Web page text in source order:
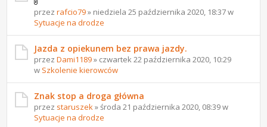
przezrafcio79» niedziela 25 października 2020, 18:37 w
Sytuacje na drodze
Jazda z opiekunem bez prawa jazdy.
przezDami1189» czwartek 22 października 2020, 10:29
w Szkolenie kierowców
Znak stop a droga główna
przez staruszek » środa 21 października 2020, 08:39 w
Sytuacje na drodze